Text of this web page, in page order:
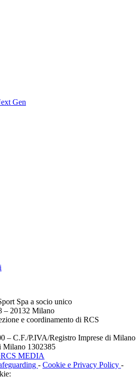
Gen
Spa a socio unico
– 20132 Milano
e coordinamento di RCS
– C.F./P.IVA/Registro Imprese di Milano
Milano 1302385
MEDIA
- Cookie e Privacy Policy -